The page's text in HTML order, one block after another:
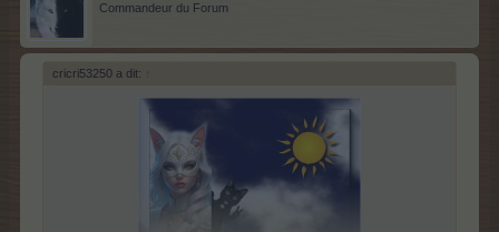
Commandeur du Forum
cricri53250 a dit: ↑